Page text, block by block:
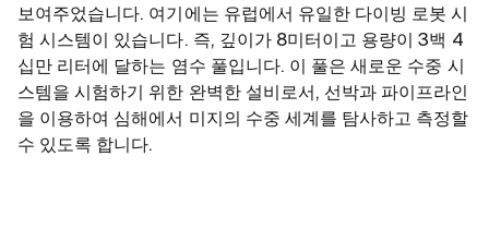
보여주었습니다. 여기에는 유럽에서 유일한 다이빙 로봇 시
험 시스템이 있습니다. 즉, 깊이가 8미터이고 용량이 3백 4
십만 리터에 달하는 염수 풀입니다. 이 풀은 새로운 수중 시
스템을 시험하기 위한 완벽한 설비로서, 선박과 파이프라인
을 이용하여 심해에서 미지의 수중 세계를 탐사하고 측정할
수 있도록 합니다.